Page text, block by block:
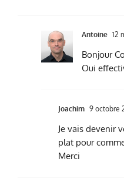
Antoine 12
Bonjour
Oui
Joachim 9 octobre
Je vais devenir
plat pour
Merci